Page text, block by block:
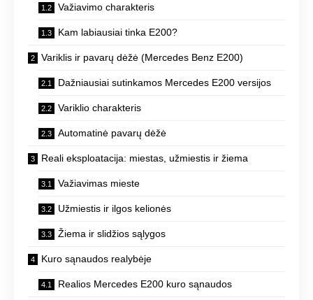
Važiavimo charakteris
Kam labiausiai tinka E200?
Variklis ir pavarų dėžė (Mercedes Benz E200)
Dažniausiai sutinkamos Mercedes E200 versijos
Variklio charakteris
Automatinė pavarų dėžė
Reali eksploatacija: miestas, užmiestis ir žiema
Važiavimas mieste
Užmiestis ir ilgos kelionės
Žiema ir slidžios sąlygos
Kuro sąnaudos realybėje
Realios Mercedes E200 kuro sąnaudos